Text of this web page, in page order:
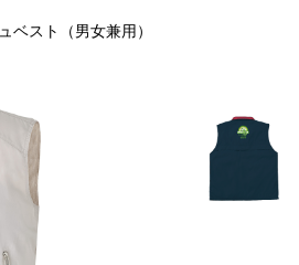
ベスト（男女兼用）